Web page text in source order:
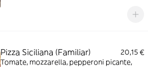
Pizza Siciliana (Familiar)
20,15 €
Tomate, mozzarella, pepperoni picante,